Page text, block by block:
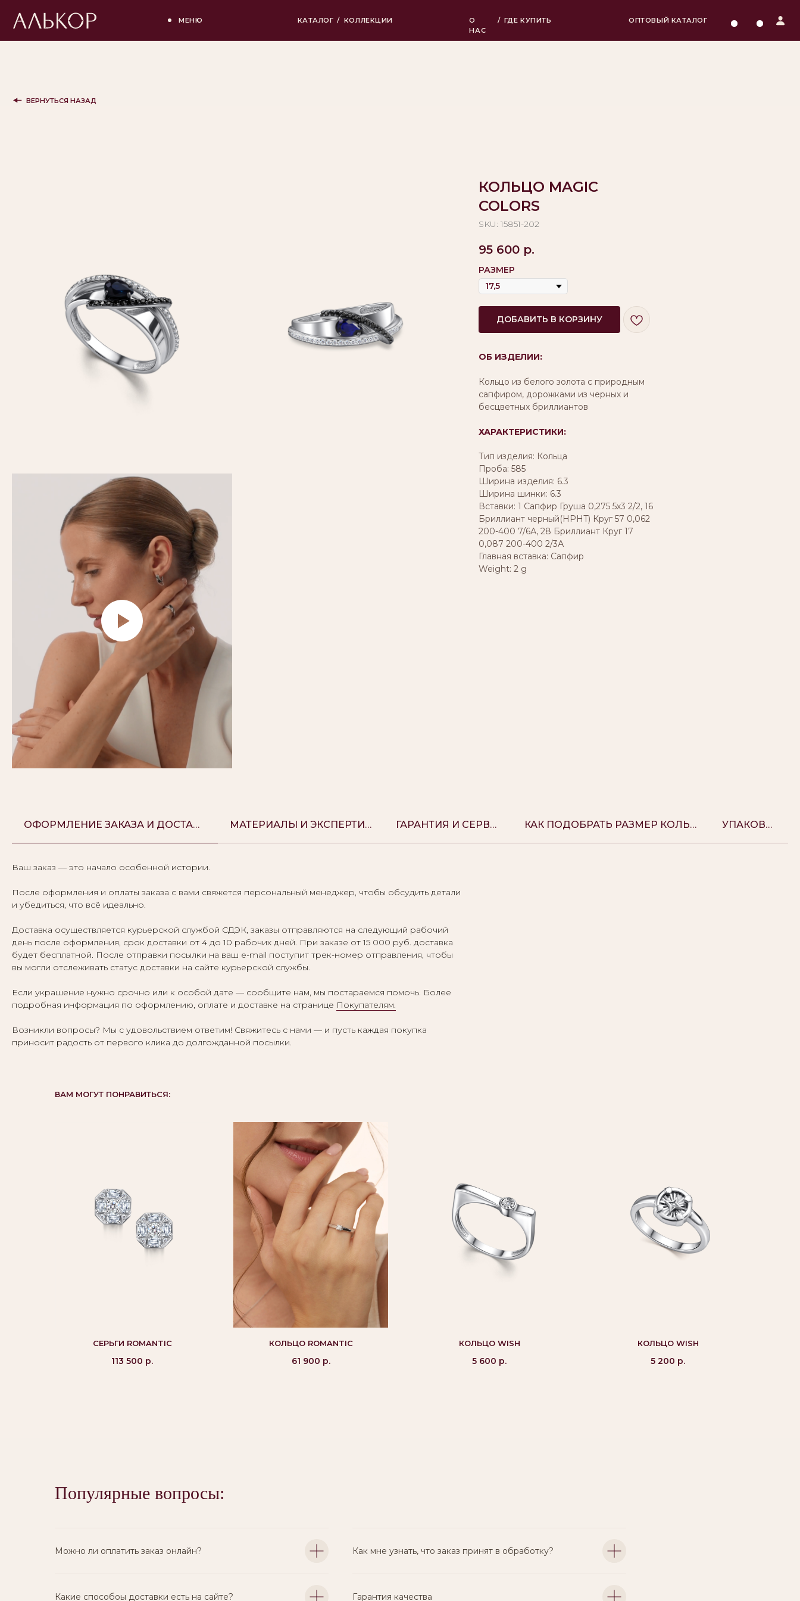
МЕНЮ КАТАЛОГ / КОЛЛЕКЦИИ ОПТОВЫЙ КАТАЛОГ
ГДЕ КУПИТЬ
КОЛЬЦО MAGIC
COLORS
SKU: 15851-202
95 600 р.
РАЗМЕР
ДОБАВИТЬ В КОРЗИНУ
ОБ ИЗДЕЛИИ:
Кольцо из белого золота с природным
сапфиром, дорожками из черных и
бесцветных бриллиантов
ХАРАКТЕРИСТИКИ:
Тип изделия: Кольца
Проба: 585
Ширина изделия: 6.3
Ширина шинки: 6.3
Вставки: 1 Сапфир Груша 0,275 5х3 2/2, 16
Бриллиант черный(HPHT) Круг 57 0,062
200-400 7/6А, 28 Бриллиант Круг 17
0,087 200-400 2/3А
Главная вставка: Сапфир
Weight: 2 g
ОФОРМЛЕНИЕ ЗАКАЗА И ДОСТАВКА МАТЕРИАЛЫ И ЭКСПЕРТИЗА ГАРАНТИЯ И СЕРВИС КАК ПОДОБРАТЬ РАЗМЕР КОЛЬЦА УПАКОВКА
Ваш заказ — это начало особенной истории.
После оформления и оплаты заказа с вами свяжется персональный менеджер, чтобы обсудить детали
и убедиться, что всё идеально.
Доставка осуществляется курьерской службой СДЭК, заказы отправляются на следующий рабочий
день после оформления, срок доставки от 4 до 10 рабочих дней. При заказе от 15 000 руб. доставка
будет бесплатной. После отправки посылки на ваш e-mail поступит трек-номер отправления, чтобы
вы могли отслеживать статус доставки на сайте курьерской службы.
Если украшение нужно срочно или к особой дате — сообщите нам, мы постараемся помочь. Более
подробная информация по оформлению, оплате и доставке на странице Покупателям.
Возникли вопросы? Мы с удовольствием ответим! Свяжитесь с нами — и пусть каждая покупка
приносит радость от первого клика до долгожданной посылки.
ВАМ МОГУТ ПОНРАВИТЬСЯ:
СЕРЬГИ ROMANTIC
113 500 р.
КОЛЬЦО ROMANTIC
61 900 р.
КОЛЬЦО WISH
5 600 р.
КОЛЬЦО WISH
5 200 р.
Популярные вопросы:
Можно ли оплатить заказ онлайн? Как мне узнать, что заказ принят в обработку?
Какие способоы доставки есть на сайте? Гарантия качества
Вам могут